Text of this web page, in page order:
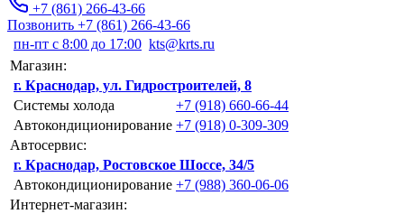
+7 (861) 266-43-66
Позвонить +7 (861) 266-43-66
пн-пт с 8:00 до 17:00 kts@krts.ru
Магазин:
г. Краснодар, ул. Гидростроителей, 8
Системы холода
+7 (918) 660-66-44
Автокондиционирование +7 (918) 0-309-309
Автосервис:
г. Краснодар, Ростовское Шоссе, 34/5
Автокондиционирование +7 (988) 360-06-06
Интернет-магазин: